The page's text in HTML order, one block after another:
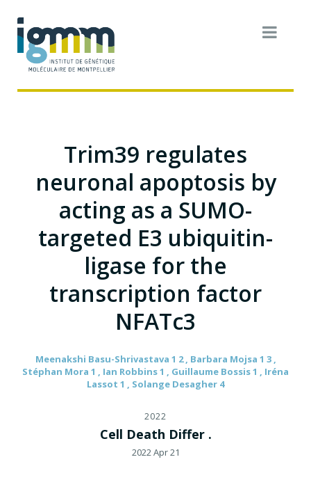
Trim39 regulates
neuronal apoptosis by
acting as a SUMO-
targeted E3 ubiquitin-
ligase for the
transcription factor
NFATc3
Meenakshi Basu-Shrivastava 1 2 , Barbara Mojsa 1 3 ,
Stéphan Mora 1 , Ian Robbins 1 , Guillaume Bossis 1 , Iréna
Lassot 1 , Solange Desagher 4
2022
Cell Death Differ .
2022 Apr 21